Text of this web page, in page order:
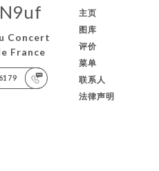
Concert
France
主页
图库
评价
菜单
联系人
法律声明